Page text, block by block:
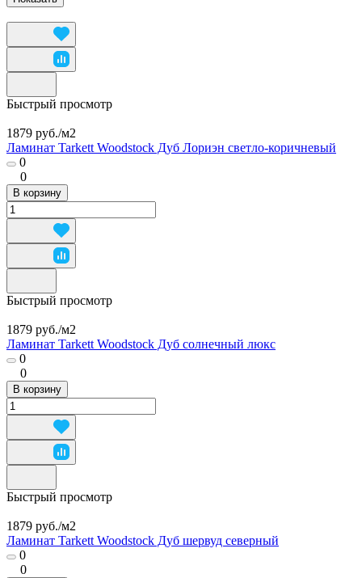
Быстрый просмотр
1879 руб./м2
Ламинат Tarkett Woodstock Дуб Лориэн светло-коричневый
0
0
В корзину
Быстрый просмотр
1879 руб./м2
Ламинат Tarkett Woodstock Дуб солнечный люкс
0
0
В корзину
Быстрый просмотр
1879 руб./м2
Ламинат Tarkett Woodstock Дуб шервуд северный
0
0